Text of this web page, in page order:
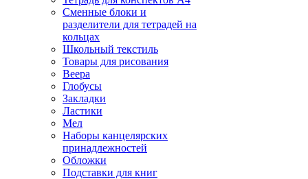
Сменные блоки и
разделители для тетрадей на
кольцах
Школьный текстиль
Товары для рисования
Веера
Глобусы
Закладки
Ластики
Мел
Наборы канцелярских
принадлежностей
Обложки
Подставки для книг